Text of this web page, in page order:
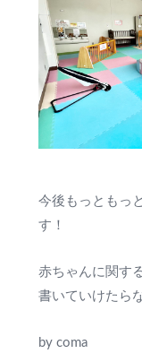
今後もっともっ
す！
赤ちゃんに関す
書いていけたら
by coma